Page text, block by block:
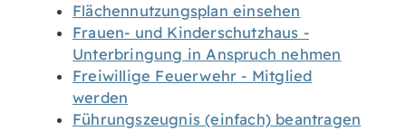
Flächennutzungsplan einsehen
Frauen- und Kinderschutzhaus -
Unterbringung in Anspruch nehmen
Freiwillige Feuerwehr - Mitglied
werden
Führungszeugnis (einfach) beantragen